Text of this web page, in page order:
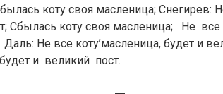
коту своя масленица; Снегирев:
Сбылась коту своя масленица; Не
Не все коту’масленица, будет и
и великий пост.